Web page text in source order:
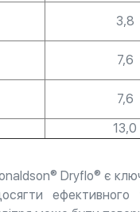
3,8
7,6
7,6
13,0
Dryflo® є